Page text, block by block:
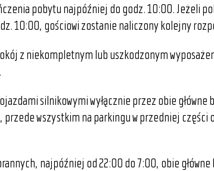
pobytu najpóźniej do godz. 10:00. Jeżeli
10:00, gościowi zostanie naliczony kolejny
z niekompletnym lub uszkodzonym
silnikowymi wyłącznie przez obie główne
wszystkim na parkingu w przedniej części
najpóźniej od 22:00 do 7:00, obie